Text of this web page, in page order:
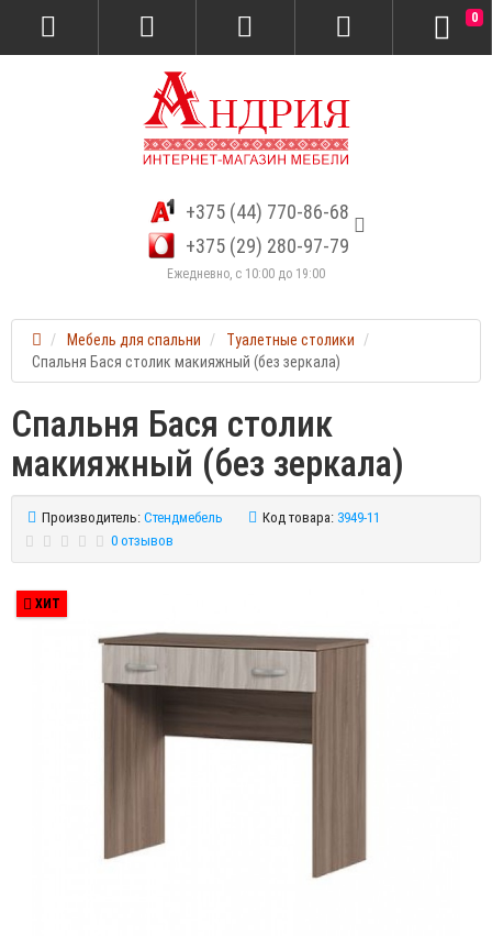
+375 (44) 770-86-68
+375 (29) 280-97-79
Ежедневно, с 10:00 до 19:00
0
Мебель для спальни
Туалетные столики
Спальня Бася столик макияжный (без зеркала)
Спальня Бася столик
макияжный (без зеркала)
Производитель: Стендмебель Код товара: 3949-11
0 отзывов
ХИТ